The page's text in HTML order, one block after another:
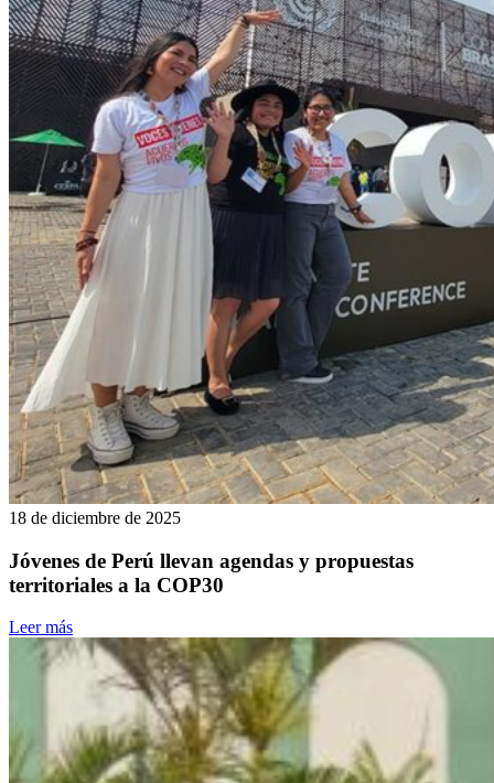
18 de diciembre de 2025
Jóvenes de Perú llevan agendas y propuestas
territoriales a la COP30
Leer más